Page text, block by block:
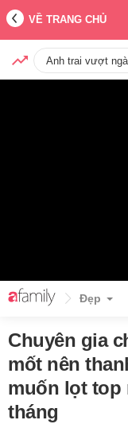
VỀ TRANG CHỦ
Anh trai vượt
Đẹp
Chuyên gia
mốt nên
muốn lọt top
tháng